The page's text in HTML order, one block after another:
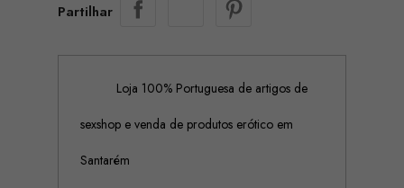
Partilhar
Loja 100% Portuguesa de artigos de
sexshop e venda de produtos erótico em
Santarém